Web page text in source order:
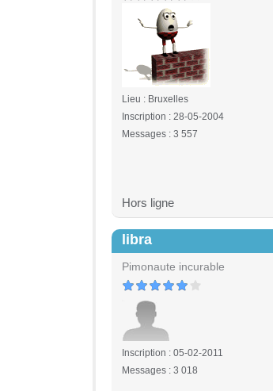
Lieu : Bruxelles
Inscription : 28-05-2004
Messages : 3 557
Hors ligne
libra
Pimonaute incurable
Inscription : 05-02-2011
Messages : 3 018